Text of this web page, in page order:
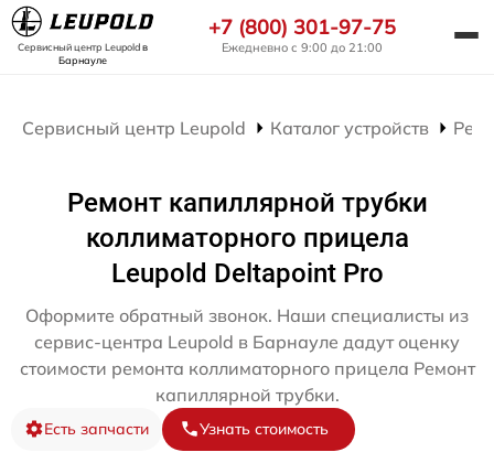
Сервисный центр Leupoldв
Барнауле
+7 (800) 301-97-75
Ежедневно с 9:00 до 21:00
Сервисный центр Leupold Каталог устройств
Ремонт капиллярной трубки
коллиматорного прицела
Leupold Deltapoint Pro
Оформите обратный звонок. Наши специалисты из
сервис-центра Leupold в Барнауле дадут оценку
стоимости ремонта коллиматорного прицела Ремонт
капиллярной трубки.
Есть запчасти Узнать стоимость